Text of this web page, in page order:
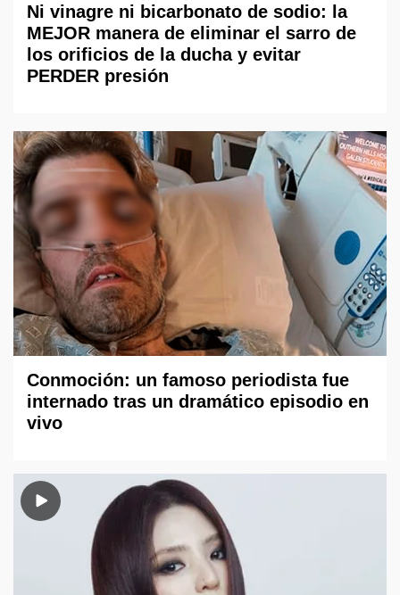
Ni vinagre ni bicarbonato de sodio: la
MEJOR manera de eliminar el sarro de
los orificios de la ducha y evitar
PERDER presión
Conmoción: un famoso periodista fue
internado tras un dramático episodio en
vivo